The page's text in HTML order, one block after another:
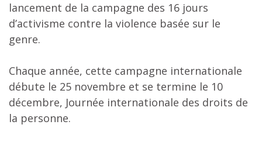
lancement de la campagne des 16 jours
d’activisme contre la violence basée sur le
genre.
Chaque année, cette campagne internationale
débute le 25 novembre et se termine le 10
décembre, Journée internationale des droits de
la personne.